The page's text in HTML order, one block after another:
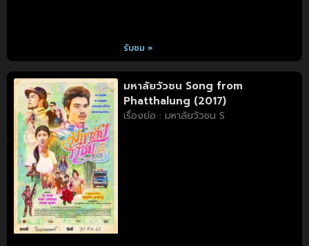
รับชม »
มหาลัยวัวชน Song from
Phatthalung (2017)
เรื่องย่อ : มหาลัยวัวชน S